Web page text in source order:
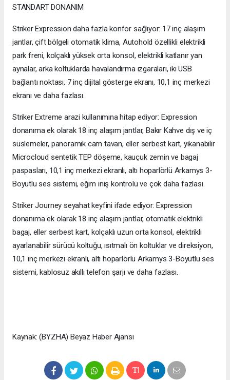
STANDART DONANIM
Striker Expression daha fazla konfor sağlıyor: 17 inç alaşım
jantlar, çift bölgeli otomatik klima, Autohold özellikli elektrikli
park freni, kolçaklı yüksek orta konsol, elektrikli katlanır yan
aynalar, arka koltuklarda havalandırma ızgaraları, iki USB
bağlantı noktası, 7 inç dijital gösterge ekranı, 10,1 inç merkezi
ekranı ve daha fazlası.
Striker Extreme arazi kullanımına hitap ediyor: Expression
donanıma ek olarak 18 inç alaşım jantlar, Bakır Kahve dış ve iç
süslemeler, panoramik cam tavan, eller serbest kart, yıkanabilir
Microcloud sentetik TEP döşeme, kauçuk zemin ve bagaj
paspasları, 10,1 inç merkezi ekranlı, altı hoparlörlü Arkamys 3-
Boyutlu ses sistemi, eğim iniş kontrolü ve çok daha fazlası.
Striker Journey seyahat keyfini ifade ediyor: Expression
donanıma ek olarak 18 inç alaşım jantlar, otomatik elektrikli
bagaj, eller serbest kart, kolçaklı uzun orta konsol, elektrikli
ayarlanabilir sürücü koltuğu, ısıtmalı ön koltuklar ve direksiyon,
10,1 inç merkezi ekranlı, altı hoparlörlü Arkamys 3-Boyutlu ses
sistemi, kablosuz akıllı telefon şarjı ve daha fazlası.
Kaynak: (BYZHA) Beyaz Haber Ajansı